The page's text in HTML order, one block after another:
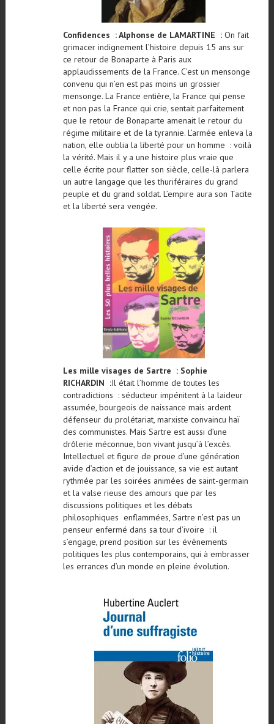
Confidences : Alphonse de LAMARTINE : On fait
grimacer indignement l’histoire depuis 15 ans sur
ce retour de Bonaparte à Paris aux
applaudissements de la France. C’est un mensonge
convenu qui n’en est pas moins un grossier
mensonge. La France entière, la France qui pense
et non pas la France qui crie, sentait parfaitement
que le retour de Bonaparte amenait le retour du
régime militaire et de la tyrannie. L’armée enleva la
nation, elle oublia la liberté pour un homme : voilà
la vérité. Mais il y a une histoire plus vraie que
celle écrite pour flatter son siècle, celle-là parlera
un autre langage que les thuriféraires du grand
peuple et du grand soldat. L’empire aura son Tacite
et la liberté sera vengée.
Les mille visages de Sartre : Sophie
RICHARDIN :Il était l’homme de toutes les
contradictions : séducteur impénitent à la laideur
assumée, bourgeois de naissance mais ardent
défenseur du prolétariat, marxiste convaincu haï
des communistes. Mais Sartre est aussi d’une
drôlerie méconnue, bon vivant jusqu’à l’excès.
Intellectuel et figure de proue d’une génération
avide d’action et de jouissance, sa vie est autant
rythmée par les soirées animées de saint-germain
et la valse rieuse des amours que par les
discussions politiques et les débats
philosophiques enflammées, Sartre n’est pas un
penseur enfermé dans sa tour d’ivoire : il
s’engage, prend position sur les évènements
politiques les plus contemporains, qui à embrasser
les errances d’un monde en pleine évolution.